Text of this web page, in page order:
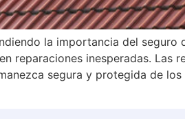
la importancia del
reparaciones inesperadas. Las
segura y protegida de